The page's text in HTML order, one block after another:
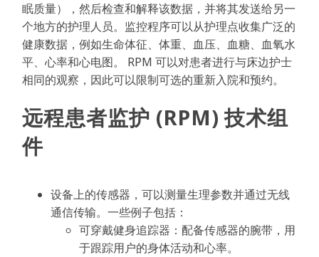
眠质量），然后检查和解释该数据，并将其发送给另一
个地方的护理人员。监控程序可以从护理点收集广泛的
健康数据，例如生命体征、体重、血压、血糖、血氧水
平、心率和心电图。 RPM 可以对患者进行与床边护士
相同的观察，因此可以限制可选的重新入院和预约。
远程患者监护 (RPM) 技术组
件
设备上的传感器，可以测量生理参数并通过无线
通信传输。一些例子包括：
可穿戴健身追踪器：配备传感器的腕带，用
于跟踪用户的身体活动和心率。